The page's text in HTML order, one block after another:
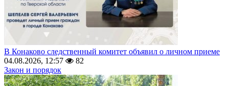
В Конаково следственный комитет объявил о личном приеме
04.08.2026, 12:57
82
Закон и порядок